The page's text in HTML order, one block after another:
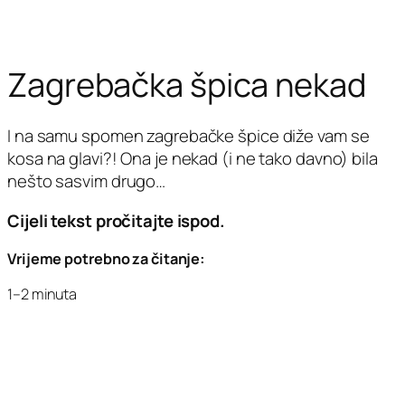
Zagrebačka špica nekad
I na samu spomen zagrebačke špice diže vam se
kosa na glavi?! Ona je nekad (i ne tako davno) bila
nešto sasvim drugo…
Cijeli tekst pročitajte ispod.
Vrijeme potrebno za čitanje:
1–2 minuta